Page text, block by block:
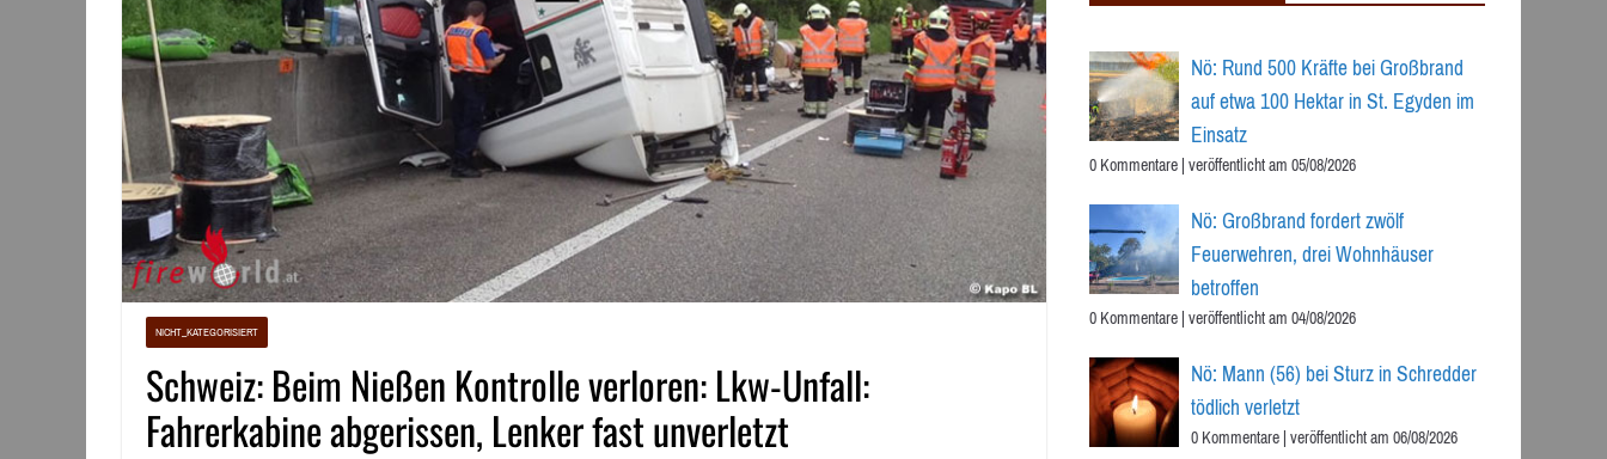
NICHT_KATEGORISIERT
Schweiz: Beim Nießen Kontrolle verloren: Lkw-Unfall:
Fahrerkabine abgerissen, Lenker fast unverletzt
Nö: Rund 500 Kräfte bei Großbrand
auf etwa 100 Hektar in St. Egyden im
Einsatz
0 Kommentare|veröffentlicht am 05/08/2026
Nö: Großbrand fordert zwölf
Feuerwehren, drei Wohnhäuser
betroffen
0 Kommentare|veröffentlicht am 04/08/2026
Nö: Mann (56) bei Sturz in Schredder
tödlich verletzt
0 Kommentare|veröffentlicht am 06/08/2026